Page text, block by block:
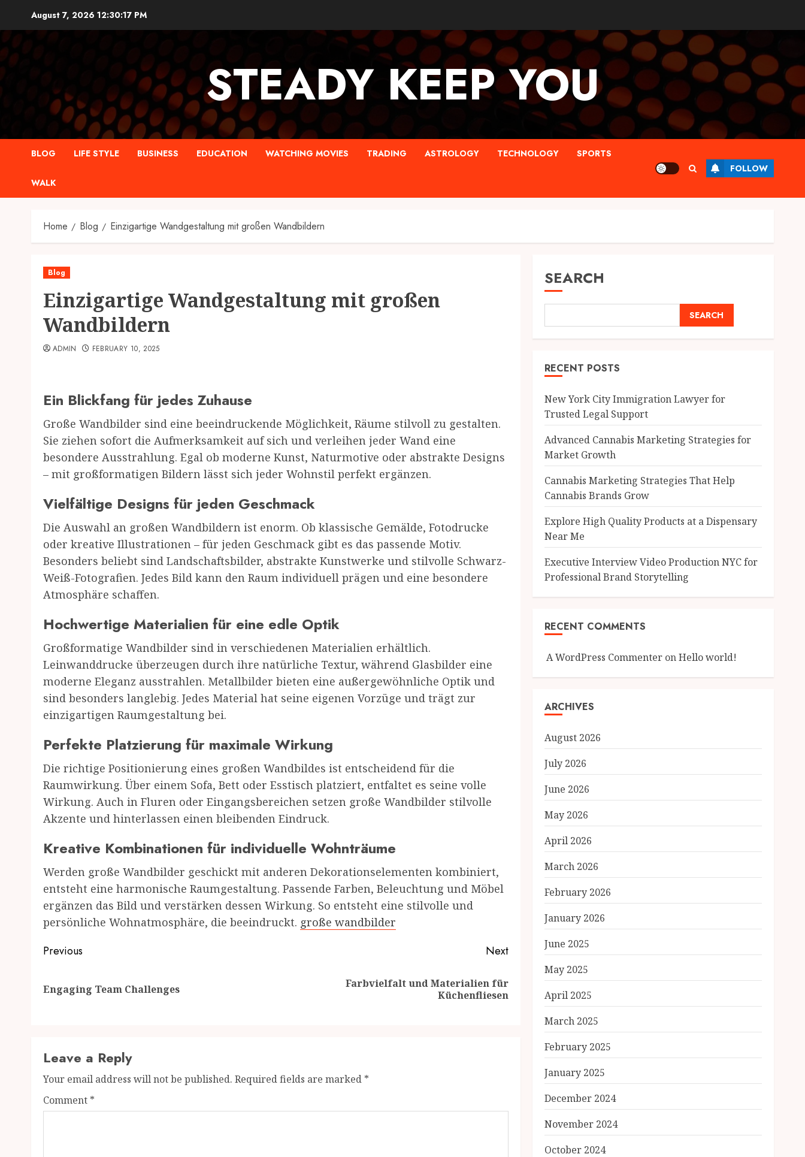
content
August 7, 2026 12:30:18 PM
STEADY KEEP YOU
BLOG LIFE STYLE BUSINESS EDUCATION WATCHING MOVIES TRADING ASTROLOGY TECHNOLOGY SPORTS
WALK
FOLLOW
Home Blog Einzigartige Wandgestaltung mit großen Wandbildern
Blog
Einzigartige Wandgestaltung mit großen
Wandbildern
ADMIN FEBRUARY 10, 2025
Ein Blickfang für jedes Zuhause
Große Wandbilder sind eine beeindruckende Möglichkeit, Räume stilvoll zu gestalten.
Sie ziehen sofort die Aufmerksamkeit auf sich und verleihen jeder Wand eine
besondere Ausstrahlung. Egal ob moderne Kunst, Naturmotive oder abstrakte Designs
– mit großformatigen Bildern lässt sich jeder Wohnstil perfekt ergänzen.
Vielfältige Designs für jeden Geschmack
Die Auswahl an großen Wandbildern ist enorm. Ob klassische Gemälde, Fotodrucke
oder kreative Illustrationen – für jeden Geschmack gibt es das passende Motiv.
Besonders beliebt sind Landschaftsbilder, abstrakte Kunstwerke und stilvolle Schwarz-
Weiß-Fotografien. Jedes Bild kann den Raum individuell prägen und eine besondere
Atmosphäre schaffen.
Hochwertige Materialien für eine edle Optik
Großformatige Wandbilder sind in verschiedenen Materialien erhältlich.
Leinwanddrucke überzeugen durch ihre natürliche Textur, während Glasbilder eine
moderne Eleganz ausstrahlen. Metallbilder bieten eine außergewöhnliche Optik und
sind besonders langlebig. Jedes Material hat seine eigenen Vorzüge und trägt zur
einzigartigen Raumgestaltung bei.
Perfekte Platzierung für maximale Wirkung
Die richtige Positionierung eines großen Wandbildes ist entscheidend für die
Raumwirkung. Über einem Sofa, Bett oder Esstisch platziert, entfaltet es seine volle
Wirkung. Auch in Fluren oder Eingangsbereichen setzen große Wandbilder stilvolle
Akzente und hinterlassen einen bleibenden Eindruck.
Kreative Kombinationen für individuelle Wohnträume
Werden große Wandbilder geschickt mit anderen Dekorationselementen kombiniert,
entsteht eine harmonische Raumgestaltung. Passende Farben, Beleuchtung und Möbel
ergänzen das Bild und verstärken dessen Wirkung. So entsteht eine stilvolle und
persönliche Wohnatmosphäre, die beeindruckt. große wandbilder
Post
Previous
Engaging Team Challenges
Next
Farbvielfalt und Materialien für
Küchenfliesen
Leave a Reply
Your email address will not be published. Required fields are marked *
Comment *
SEARCH
SEARCH
RECENT POSTS
New York City Immigration Lawyer for
Trusted Legal Support
Advanced Cannabis Marketing Strategies for
Market Growth
Cannabis Marketing Strategies That Help
Cannabis Brands Grow
Explore High Quality Products at a Dispensary
Near Me
Executive Interview Video Production NYC for
Professional Brand Storytelling
RECENT COMMENTS
A WordPress CommenteronHello world!
ARCHIVES
August 2026
July 2026
June 2026
May 2026
April 2026
March 2026
February 2026
January 2026
June 2025
May 2025
April 2025
March 2025
February 2025
January 2025
December 2024
November 2024
October 2024